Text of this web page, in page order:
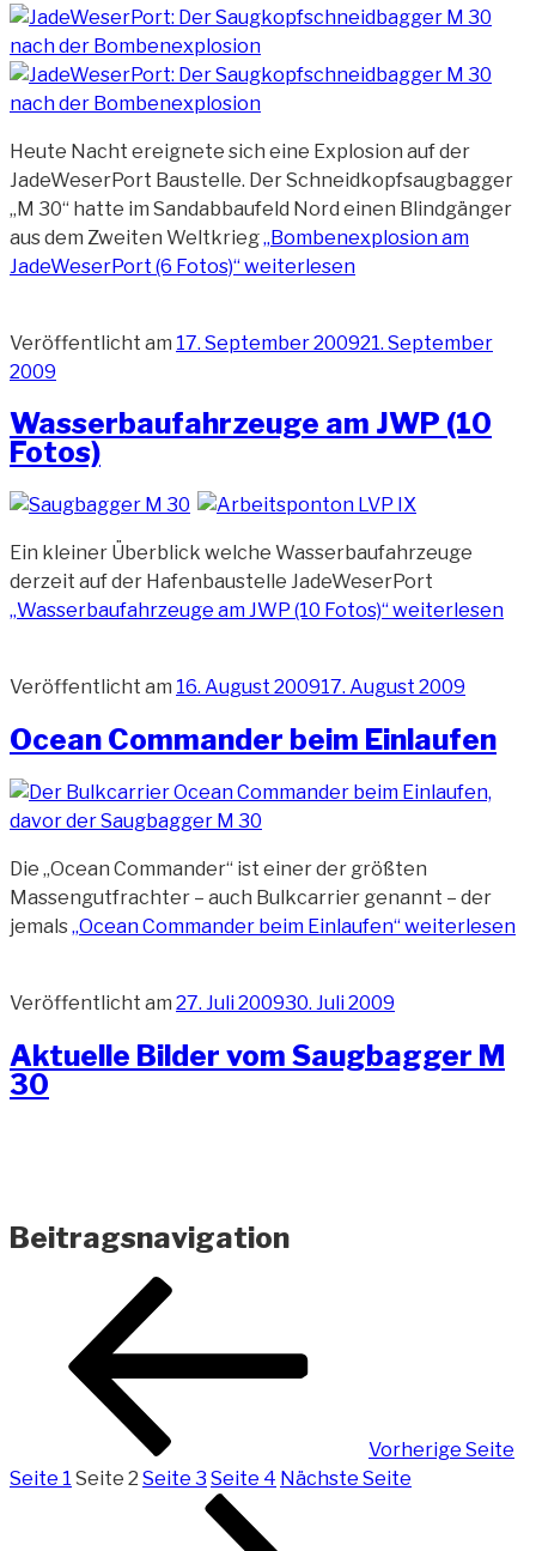
Heute Nacht ereignete sich eine Explosion auf der
JadeWeserPort Baustelle. Der Schneidkopfsaugbagger
„M 30“ hatte im Sandabbaufeld Nord einen Blindgänger
aus dem Zweiten Weltkrieg„Bombenexplosion am
JadeWeserPort (6 Fotos)“weiterlesen
Veröffentlicht am 17. September 200921. September
2009
Wasserbaufahrzeuge am JWP (10
Fotos)
Ein kleiner Überblick welche Wasserbaufahrzeuge
derzeit auf der Hafenbaustelle JadeWeserPort
„Wasserbaufahrzeuge am JWP (10 Fotos)“weiterlesen
Veröffentlicht am 16. August 200917. August 2009
Ocean Commander beim Einlaufen
Die „Ocean Commander“ ist einer der größten
Massengutfrachter – auch Bulkcarrier genannt – der
jemals„Ocean Commander beim Einlaufen“weiterlesen
Veröffentlicht am 27. Juli 200930. Juli 2009
Aktuelle Bilder vom Saugbagger M
30
Beitragsnavigation
Vorherige Seite
Seite 1 Seite 2 Seite 3 Seite 4 Nächste Seite